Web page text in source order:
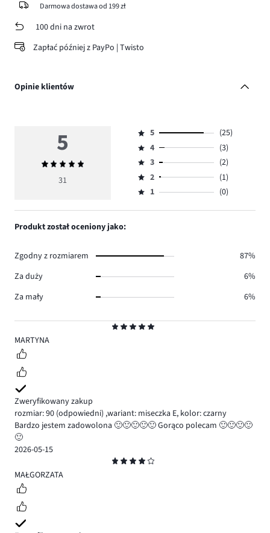
Darmowa dostawa od 199 zł
100 dni na zwrot
Zapłać później z PayPo | Twisto
Opinie klientów
5
MARTYNA
Zweryfikowany zakup
rozmiar: 90 (odpowiedni) ,wariant: miseczka E, kolor: czarny
Bardzo jestem zadowolona 🙂🙂🙂🙂🙂 Gorąco polecam 🙂🙂🙂🙂
🙂
2026-05-15
4
MAŁGORZATA
5
Średnia
ocena
31
Ocena
5,
ilość
głosów
25.
5
(25)
Ocena
4,
ilość
głosów
4
(3)
Ocena
3,
ilość
3
(2)
Ocena
2,
2
(1)
Ocena
1,
1 (0)
Produkt został oceniony jako:
Zgodny z rozmiarem
87%
Za duży
6%
Za mały
6%